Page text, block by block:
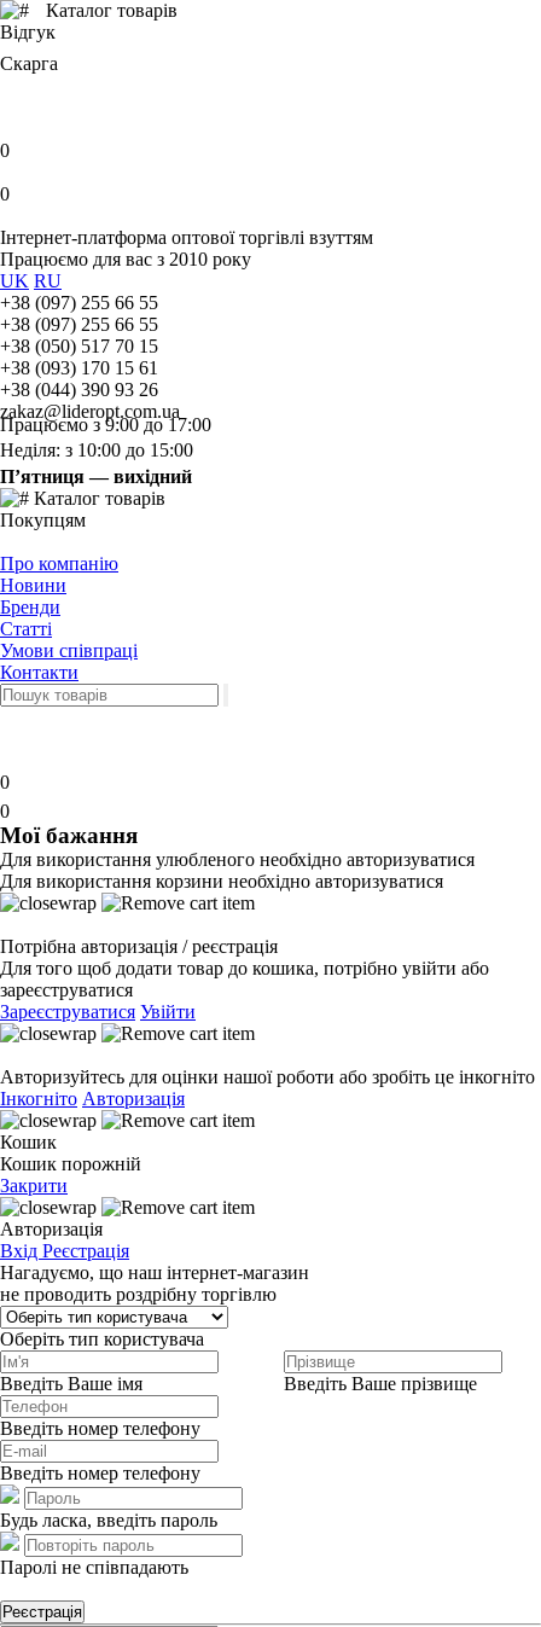
Каталог товарів
Відгук
Скарга
0
0
Інтернет-платформа оптової торгівлі взуттям
Працюємо для вас з 2010 року
UK RU
+38 (097) 255 66 55
+38 (097) 255 66 55
+38 (050) 517 70 15
+38 (093) 170 15 61
+38 (044) 390 93 26
zakaz@lideropt.com.ua
Працюємо з 9:00 до 17:00
Неділя: з 10:00 до 15:00
П’ятниця — вихідний
Каталог товарів
Покупцям
Про компанію
Новини
Бренди
Статті
Умови співпраці
Контакти
0
0
Мої бажання
Для використання улюбленого необхідно авторизуватися
Для використання корзини необхідно авторизуватися
Потрібна авторизація / реєстрація
Для того щоб додати товар до кошика, потрібно увійти або
зареєструватися
Зареєструватися Увійти
Авторизуйтесь для оцінки нашої роботи або зробіть це інкогніто
Інкогніто Авторизація
Кошик
Кошик порожній
Закрити
Авторизація
Вхід Реєстрація
Нагадуємо, що наш інтернет-магазин
не проводить роздрібну торгівлю
Оберіть тип користувача
Введіть Ваше імя Введіть Ваше прізвище
Введіть номер телефону
Введіть номер телефону
Будь ласка, введіть пароль
Паролі не співпадають
Реєстрація